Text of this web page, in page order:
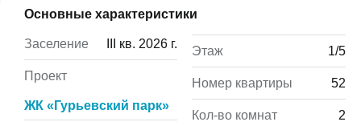
Основные характеристики
Заселение III кв. 2026 г.
Проект
ЖК «Гурьевский парк»
Этаж 1/5
Номер квартиры 52
Кол-во комнат 2